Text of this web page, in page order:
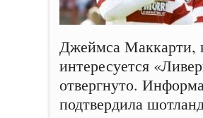
Джеймса Маккарти,
интересуется
отвергнуто.
подтвердила